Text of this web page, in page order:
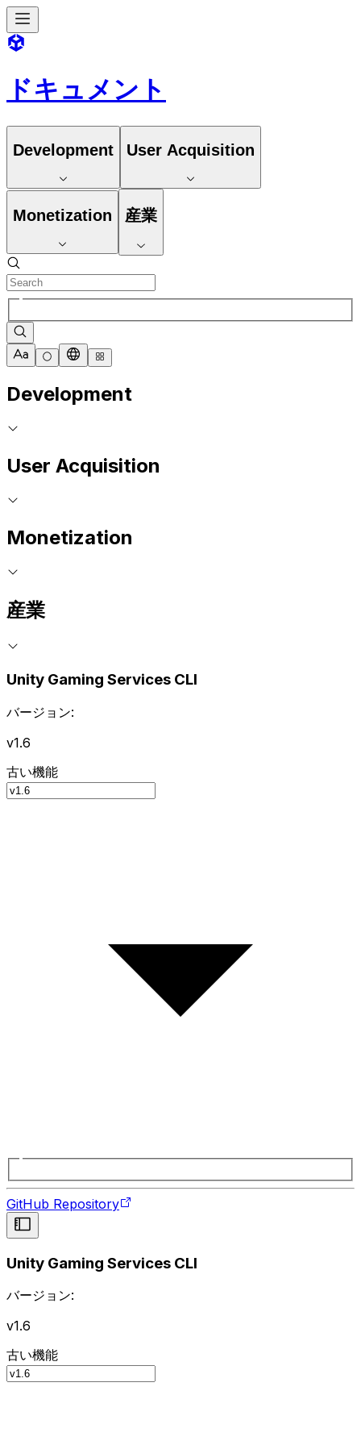
ドキュメント
Development User Acquisition
Monetization 産業
Development
User Acquisition
Monetization
産業
Unity Gaming Services CLI
バージョン:
v1.6
古い機能
GitHub Repository
Unity Gaming Services CLI
バージョン:
v1.6
古い機能